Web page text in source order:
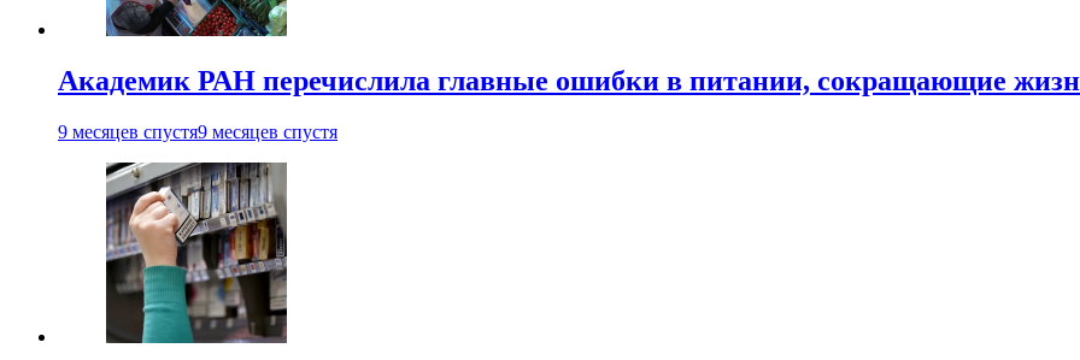
Академик РАН перечислила главные ошибки в питании, сокращающие
9 месяцев спустя9 месяцев спустя